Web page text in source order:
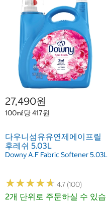
27,490원
100㎖당 417원
다우니섬유유연제에이프릴
후레쉬 5.03L
Downy A.F Fabric Softener 5.03L
★★★★★
★★★★★ 4.7 (100)
2개 단위로 주문하실 수 있습